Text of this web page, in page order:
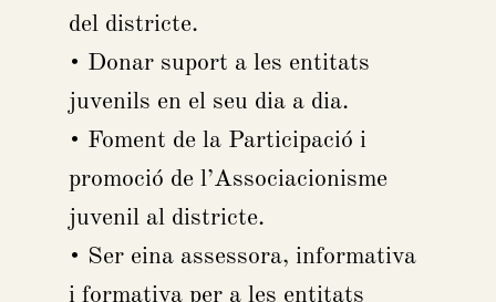
del districte.
• Donar suport a les entitats
juvenils en el seu dia a dia.
• Foment de la Participació i
promoció de l’Associacionisme
juvenil al districte.
• Ser eina assessora, informativa
i formativa per a les entitats